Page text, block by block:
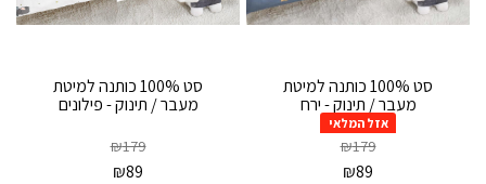
סט 100% כותנה למיטת
מעבר / תינוק - ירח
אזל המלאי
₪179
₪89
סט 100% כותנה למיטת
מעבר / תינוק - פילונים
₪179
₪89